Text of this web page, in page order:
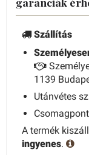
Szállítás
1139
Utánvétes
A termék
ingyenes.